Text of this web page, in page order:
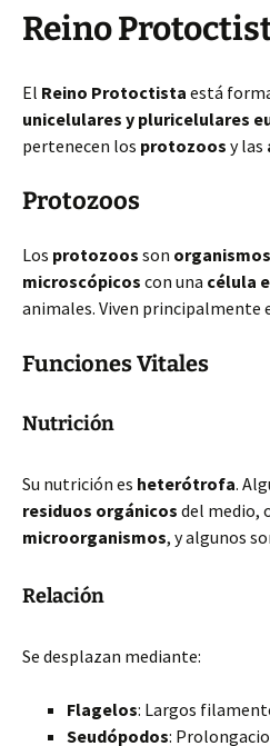
Reino
El Reino Protoctista está
unicelulares y pluricelulares
pertenecen los protozoos y las
Protozoos
Los protozoos son
microscópicos con una célula
animales. Viven principalmente
Funciones Vitales
Nutrición
Su nutrición es heterótrofa.
residuos orgánicos del medio,
microorganismos, y algunos
Relación
Se desplazan mediante:
Flagelos: Largos
Seudópodos: